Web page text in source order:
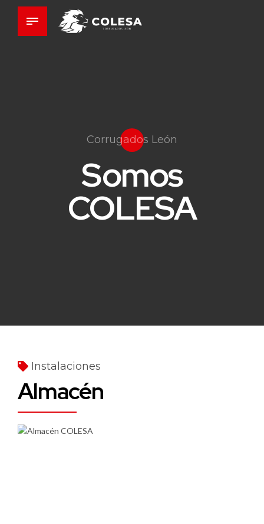
Corrugados León
Somos
COLESA
Somos
CALIDAD
Instalaciones
Almacén